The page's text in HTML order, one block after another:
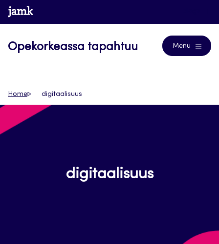
Siirry
suoraan
www.jamk.fi
Opekorkeassa tapahtuu Menu
Home digitaalisuus
digitaalisuus